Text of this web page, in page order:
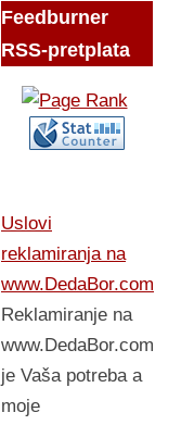
Feedburner
RSS-pretplata
Uslovi
reklamiranja na
www.DedaBor.com
Reklamiranje na
www.DedaBor.com
je Vaša potreba a
moje